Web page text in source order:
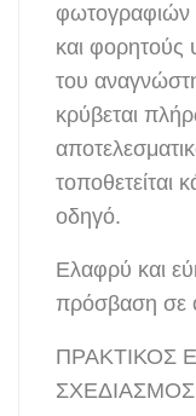
φωτογραφιών
και φορητούς
του
κρύβεται
τοποθετείται
οδηγό.
Ελαφρύ και
πρόσβαση σε
ΠΡΑΚΤΙΚΟΣ
ΣΧΕΔΙΑΣΜΟΣ